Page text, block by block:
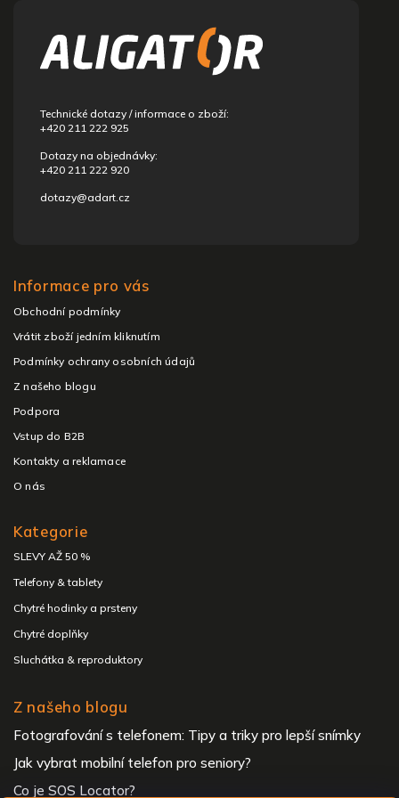
Technické dotazy / informace o zboží:
+420 211 222 925
Dotazy na objednávky:
+420 211 222 920
dotazy@adart.cz
Informace pro vás
Obchodní podmínky
Vrátit zboží jedním kliknutím
Podmínky ochrany osobních údajů
Z našeho blogu
Podpora
Vstup do B2B
Kontakty a reklamace
O nás
Kategorie
SLEVY AŽ 50 %
Telefony & tablety
Chytré hodinky a prsteny
Chytré doplňky
Sluchátka & reproduktory
Z našeho blogu
Fotografování s telefonem: Tipy a triky pro lepší snímky
Jak vybrat mobilní telefon pro seniory?
Co je SOS Locator?